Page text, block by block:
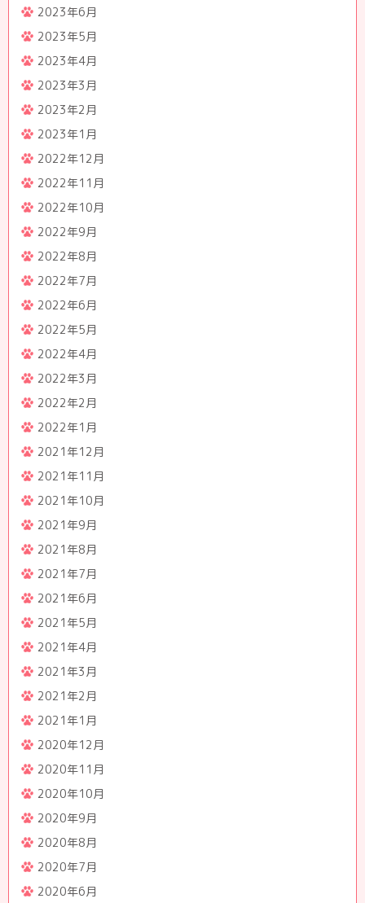
2023年6月
2023年5月
2023年4月
2023年3月
2023年2月
2023年1月
2022年12月
2022年11月
2022年10月
2022年9月
2022年8月
2022年7月
2022年6月
2022年5月
2022年4月
2022年3月
2022年2月
2022年1月
2021年12月
2021年11月
2021年10月
2021年9月
2021年8月
2021年7月
2021年6月
2021年5月
2021年4月
2021年3月
2021年2月
2021年1月
2020年12月
2020年11月
2020年10月
2020年9月
2020年8月
2020年7月
2020年6月